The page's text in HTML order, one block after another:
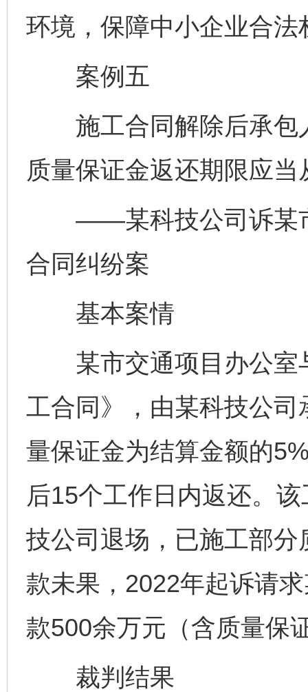
环境，保障中小企业合法
案例五
施工合同解除后承包
质量保证金返还期限应
——某科技公司诉某市
合同纠纷案
基本案情
某市交通项目办公室
工合同》，由某科技公
量保证金为结算金额的
后15个工作日内返还。
技公司退场，已施工部
款未果，2022年起诉请
款500余万元（含质量保
裁判结果